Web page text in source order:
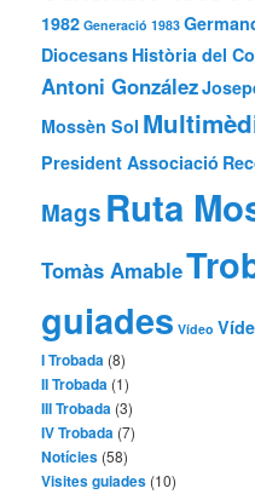
1982 Generació 1983
Diocesans Història del
Antoni González
Mossèn Sol
President Associació
Mags Ruta
Tomàs Amable
guiades Vídeo
I Trobada (8)
II Trobada (1)
III Trobada (3)
IV Trobada (7)
Notícies (58)
Visites guiades (10)